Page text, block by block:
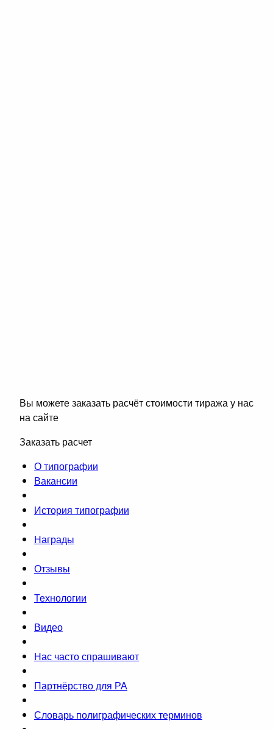
Вы можете заказать расчёт стоимости тиража у нас
на сайте
Заказать расчет
О типографии
Вакансии
История типографии
Награды
Отзывы
Технологии
Видео
Нас часто спрашивают
Партнёрство для РА
Словарь полиграфических терминов